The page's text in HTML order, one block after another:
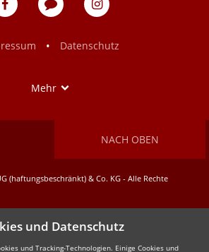
• Datenschutz
Mehr
NACH OBEN
(haftungsbeschränkt) & Co. KG - Alle Rechte
und Datenschutz
und Tracking-Technologien. Einige Cookies und